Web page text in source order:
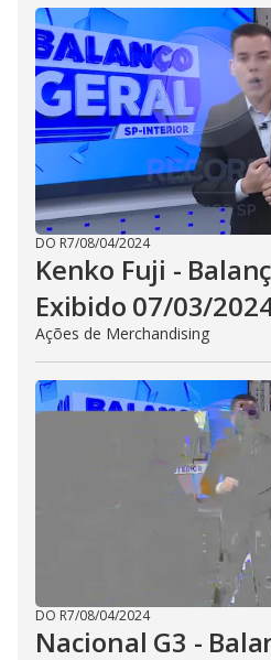
DO R7/08/04/2024
Kenko Fuji -
Exibido 07/03/
Ações de Merchandising
DO R7/08/04/2024
Nacional G3 -